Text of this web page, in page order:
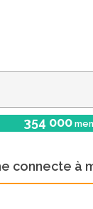
354 000
connecte à